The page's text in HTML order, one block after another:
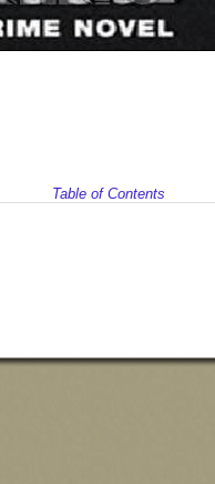
Table of Contents